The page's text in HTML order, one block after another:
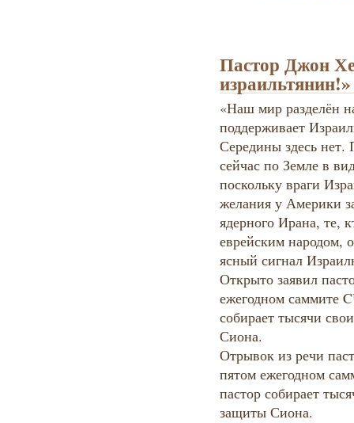
Пастор Джон
израильтянин!»
«Наш мир разделён
поддерживает
Середины здесь нет.
сейчас по Земле в
поскольку враги
желания у Америки
ядерного Ирана, те,
еврейским народом,
ясный сигнал
Открыто заявил
ежегодном саммите
собирает тысячи
Сиона.
Отрывок из речи
пятом ежегодном
пастор собирает
защиты Сиона.